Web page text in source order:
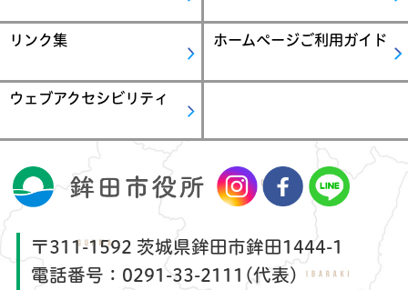
リンク集 ホームページご利用ガイド
ウェブアクセシビリティ
〒311-1592 茨城県鉾田市鉾田1444-1
電話番号： 0291-33-2111(代表)